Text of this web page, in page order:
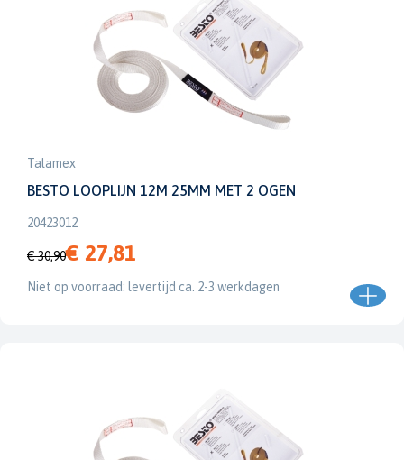
Talamex
BESTO LOOPLIJN 12M 25MM MET 2 OGEN
20423012
€ 30,90€ 27,81
Niet op voorraad: levertijd ca. 2-3 werkdagen